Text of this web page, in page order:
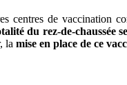
centres de vaccination
du rez-de-chaussée
la mise en place de ce